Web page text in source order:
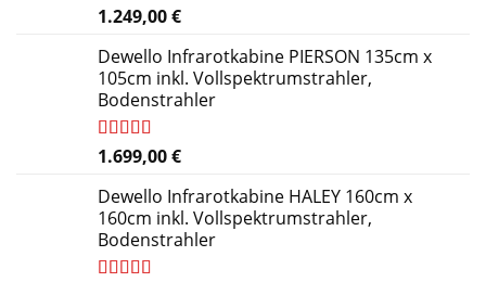
Bewertet
5.00
5
1.249,00€
Dewello Infrarotkabine PIERSON 135cm x
105cm inkl. Vollspektrumstrahler,
Bodenstrahler
Bewertet
4.84
von 5
1.699,00€
Dewello Infrarotkabine HALEY 160cm x
160cm inkl. Vollspektrumstrahler,
Bodenstrahler